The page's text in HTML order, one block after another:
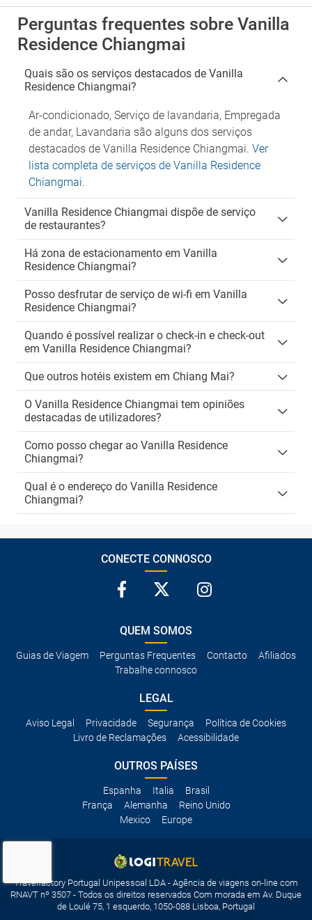
Perguntas frequentes sobre Vanilla
Residence Chiangmai
Quais são os serviços destacados de Vanilla
Residence Chiangmai?
Ar-condicionado, Serviço de lavandaria, Empregada
de andar, Lavandaria são alguns dos serviços
destacados de Vanilla Residence Chiangmai. Ver
lista completa de serviços de Vanilla Residence
Chiangmai.
Vanilla Residence Chiangmai dispõe de serviço
de restaurantes?
Há zona de estacionamento em Vanilla
Residence Chiangmai?
Posso desfrutar de serviço de wi-fi em Vanilla
Residence Chiangmai?
Quando é possível realizar o check-in e check-out
em Vanilla Residence Chiangmai?
Que outros hotéis existem em Chiang Mai?
O Vanilla Residence Chiangmai tem opiniões
destacadas de utilizadores?
Como posso chegar ao Vanilla Residence
Chiangmai?
Qual é o endereço do Vanilla Residence
Chiangmai?
CONECTE CONNOSCO
QUEM SOMOS
Guias de Viagem Perguntas Frequentes Contacto
Afiliados
Trabalhe connosco
LEGAL
Aviso Legal Privacidade Segurança
Política de Cookies
Livro de Reclamações
Acessibilidade
OUTROS PAÍSES
Espanha Italia
Brasil
França
Alemanha
Reino Unido
Mexico
Europe
Travelfactory Portugal Unipessoal LDA - Agência de viagens on-line com
RNAVT nº 3507 - Todos os direitos reservados Com morada em Av. Duque
de Loulé 75, 1 esquerdo, 1050-088 Lisboa, Portugal